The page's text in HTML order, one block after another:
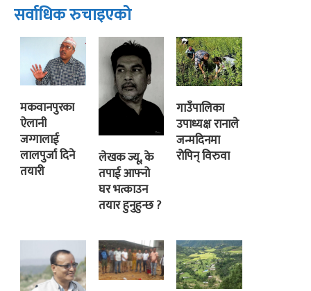
सर्वाधिक रुचाइएको
मकवानपुरका
ऐलानी
जग्गालाई
लालपुर्जा दिने
तयारी
लेखक ज्यू, के
तपाई आफ्नो
घर भत्काउन
तयार हुनुहुन्छ ?
गाउँपालिका
उपाध्यक्ष रानाले
जन्मदिनमा
रोपिन् विरुवा